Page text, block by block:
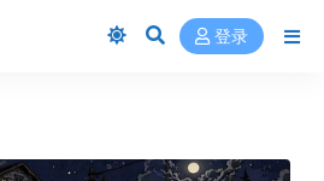
登录